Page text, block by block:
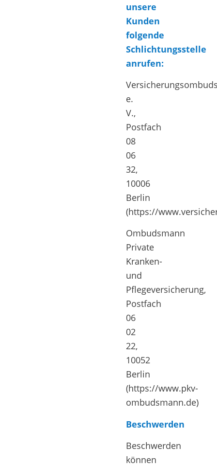
unsere
Kunden
folgende
Schlichtungsstelle
anrufen:
e.
V.,
Postfach
08
06
32,
10006
Berlin
(https://
Ombudsmann
Private
Kranken-
und
Pflegeversicherung,
Postfach
06
02
22,
10052
Berlin
(https://www.pkv-
ombudsmann.de)
Beschwerden
Beschwerden
können